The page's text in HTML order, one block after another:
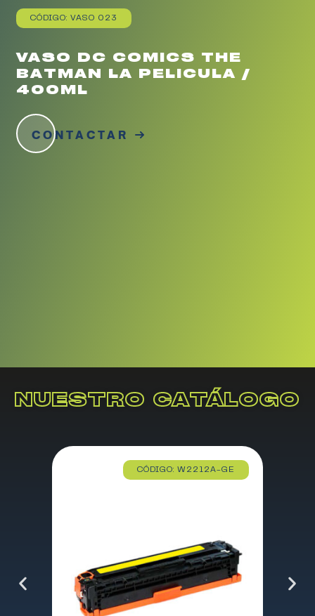
CÓDIGO: VASO 023
VASO DC COMICS THE
BATMAN LA PELICULA /
400ML
CONTACTAR
NUESTRO CATÁLOGO
CÓDIGO: W2212A-GE